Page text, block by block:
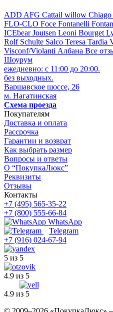
ADD AFG Cattail willow Chiago
FLO-CLO Foce Fontanelli
ICEbearJoutsen Leoni Bourget
Rolf Schulte Salco Teresa Tardia
Visconf/Violanti Албана Все
Шоурум
ежедневно: с 11:00 до 20:00.
без выходных.
Варшавское шоссе, 26
м. Нагатинская
Схема проезда
Покупателям
Доставка и оплата
Рассрочка
Гарантии и возврат
Как выбрать размер
Вопросы и ответы
О “ПокупкаЛюкс”
Реквизиты
Отзывы
Контакты
+7 (495) 565-35-22
+7 (800) 555-66-84
WhatsApp
Telegram
+7 (916) 024-67-94
5 из 5
4.9 из 5
4.9 из 5